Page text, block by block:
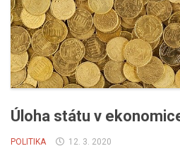
Úloha státu v
POLITIKA 12. 3. 2020